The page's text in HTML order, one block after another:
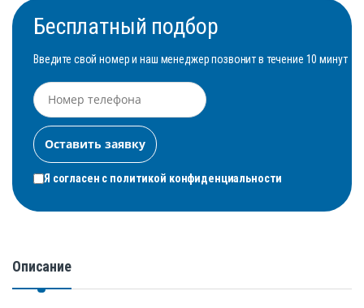
Бесплатный подбор
Введите свой номер и наш менеджер позвонит в течение 10 минут
Я согласен с политикой конфиденциальности
Описание